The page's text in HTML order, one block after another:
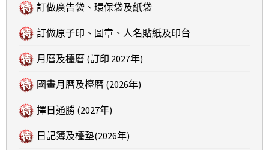
訂做廣告袋、環保袋及紙袋
訂做原子印、圖章、人名貼紙及印台
月曆及檯曆 (訂印 2027年)
國畫月曆及檯曆 (2026年)
擇日通勝 (2027年)
日記簿及檯墊(2026年)